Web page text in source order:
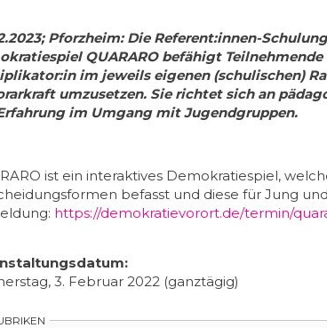
Pforzheim: Die Referent:innen-
QUARARO befähigt
im jeweils eigenen (schulischen)
umzusetzen. Sie richtet sich an
im Umgang mit Jugendgruppen.
ist ein interaktives Demokratiespiel,
befasst und diese für Jung
https://demokratievorort.de/termin/
3. Februar 2022 (ganztägig)